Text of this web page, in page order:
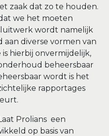
zaak dat zo te houden.
we het moeten
wordt namelijk
diverse vormen van
hierbij onvermijdelijk,
beheersbaar
wordt is het
rapportages
Prolians een
op basis van